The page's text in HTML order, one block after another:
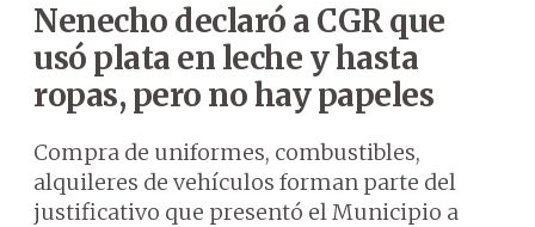
Nenecho declaró a CGR que
usó plata en leche y hasta
ropas, pero no hay papeles
Compra de uniformes, combustibles,
alquileres de vehículos forman parte del
justificativo que presentó el Municipio a